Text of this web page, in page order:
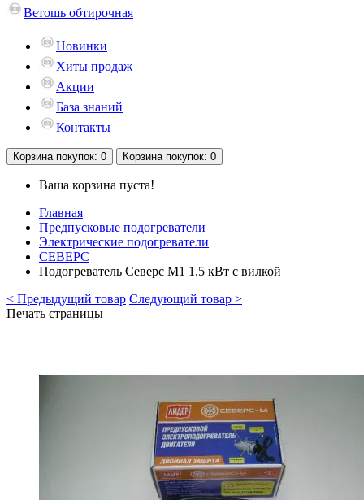
Ветошь обтирочная
Новинки
Хиты продаж
Акции
База знаний
Контакты
Корзина покупок: 0 Корзина покупок: 0
Ваша корзина пуста!
Главная
Предпусковые подогреватели
Электрические подогреватели
СЕВЕРС
Подогреватель Северс М1 1.5 кВт с вилкой
< Предыдущий товар Следующий товар >
Печать страницы